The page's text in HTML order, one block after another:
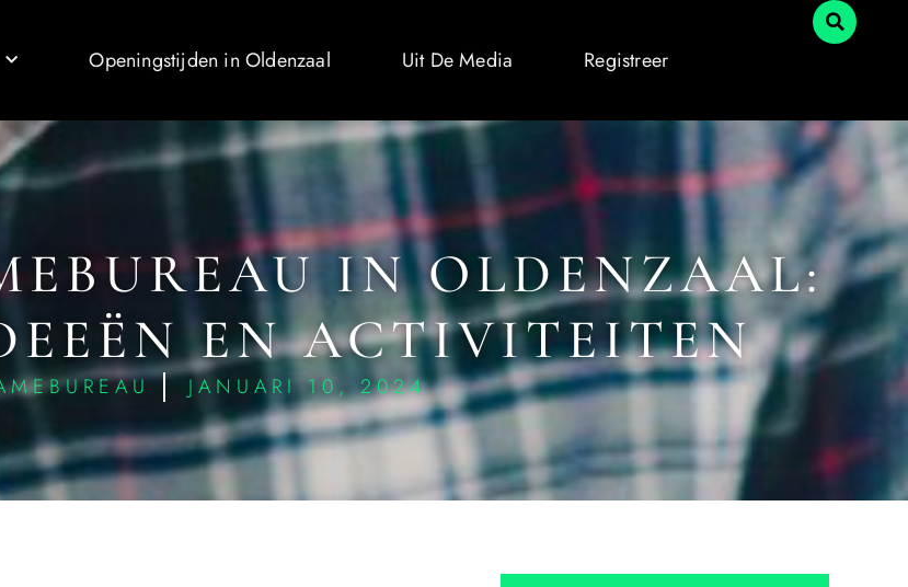
Openingstijden in Oldenzaal Uit De Media Registreer
IN OLDENZAAL:
EN ACTIVITEITEN
JANUARI 10, 2024